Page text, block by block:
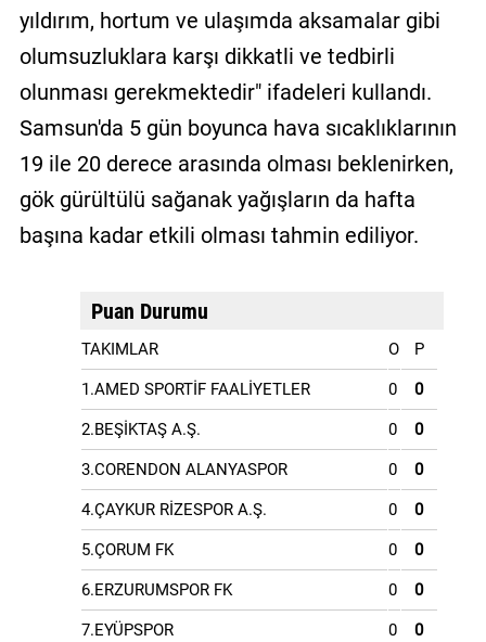
yıldırım, hortum ve ulaşımda aksamalar gibi
olumsuzluklara karşı dikkatli ve tedbirli
olunması gerekmektedir" ifadeleri kullandı.
Samsun'da 5 gün boyunca hava sıcaklıklarının
19 ile 20 derece arasında olması beklenirken,
gök gürültülü sağanak yağışların da hafta
başına kadar etkili olması tahmin ediliyor.
Puan Durumu
TAKIMLAR O P
1.AMED SPORTİF FAALİYETLER 0 0
2.BEŞİKTAŞ A.Ş. 0 0
3.CORENDON ALANYASPOR 0 0
4.ÇAYKUR RİZESPOR A.Ş. 0 0
5.ÇORUM FK 0 0
6.ERZURUMSPOR FK 0 0
7.EYÜPSPOR 0 0